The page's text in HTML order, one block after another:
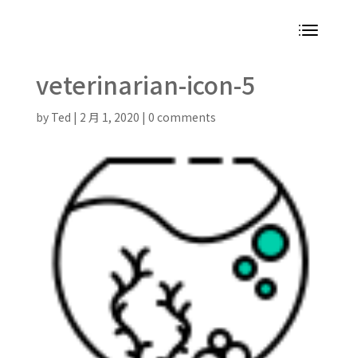
veterinarian-icon-5
by Ted | 2 月 1, 2020 | 0 comments